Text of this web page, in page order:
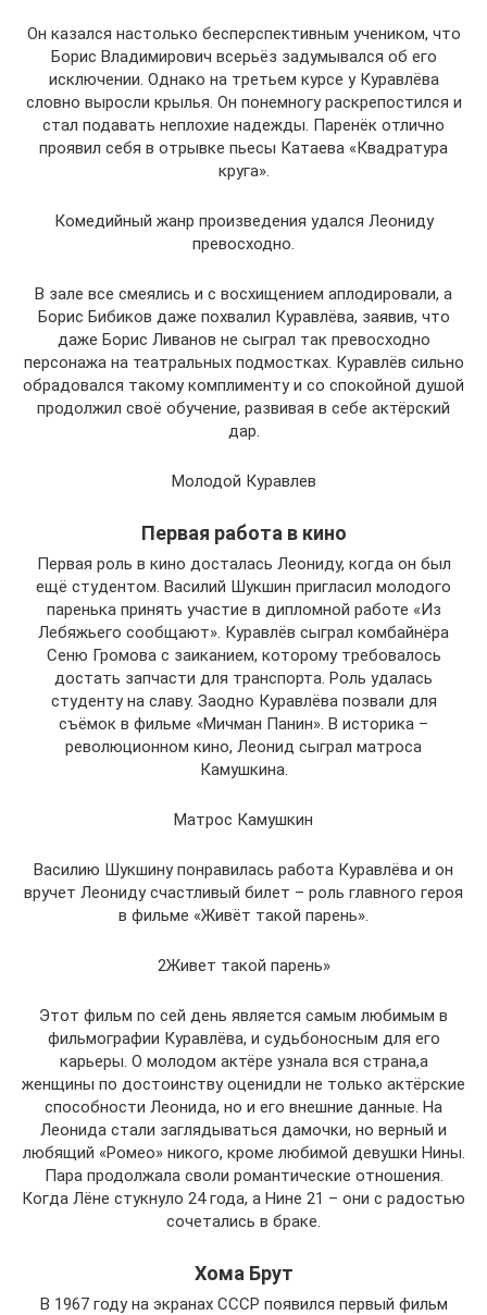
Он казался настолько бесперспективным учеником, что
Борис Владимирович всерьёз задумывался об его
исключении. Однако на третьем курсе у Куравлёва
словно выросли крылья. Он понемногу раскрепостился и
стал подавать неплохие надежды. Паренёк отлично
проявил себя в отрывке пьесы Катаева «Квадратура
круга».
Комедийный жанр произведения удался Леониду
превосходно.
В зале все смеялись и с восхищением аплодировали, а
Борис Бибиков даже похвалил Куравлёва, заявив, что
даже Борис Ливанов не сыграл так превосходно
персонажа на театральных подмостках. Куравлёв сильно
обрадовался такому комплименту и со спокойной душой
продолжил своё обучение, развивая в себе актёрский
дар.
Молодой Куравлев
Первая работа в кино
Первая роль в кино досталась Леониду, когда он был
ещё студентом. Василий Шукшин пригласил молодого
паренька принять участие в дипломной работе «Из
Лебяжьего сообщают». Куравлёв сыграл комбайнёра
Сеню Громова с заиканием, которому требовалось
достать запчасти для транспорта. Роль удалась
студенту на славу. Заодно Куравлёва позвали для
съёмок в фильме «Мичман Панин». В историка –
революционном кино, Леонид сыграл матроса
Камушкина.
Матрос Камушкин
Василию Шукшину понравилась работа Куравлёва и он
вручет Леониду счастливый билет – роль главного героя
в фильме «Живёт такой парень».
2Живет такой парень»
Этот фильм по сей день является самым любимым в
фильмографии Куравлёва, и судьбоносным для его
карьеры. О молодом актёре узнала вся страна,а
женщины по достоинству оценидли не только актёрские
способности Леонида, но и его внешние данные. На
Леонида стали заглядываться дамочки, но верный и
любящий «Ромео» никого, кроме любимой девушки Нины.
Пара продолжала своли романтические отношения.
Когда Лёне стукнуло 24 года, а Нине 21 – они с радостью
сочетались в браке.
Хома Брут
В 1967 году на экранах СССР появился первый фильм